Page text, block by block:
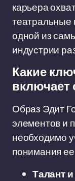
карьера
театральные
одной из
индустрии
Какие
включает
Образ Эдит
элементов и
необходимо
понимания
Талант